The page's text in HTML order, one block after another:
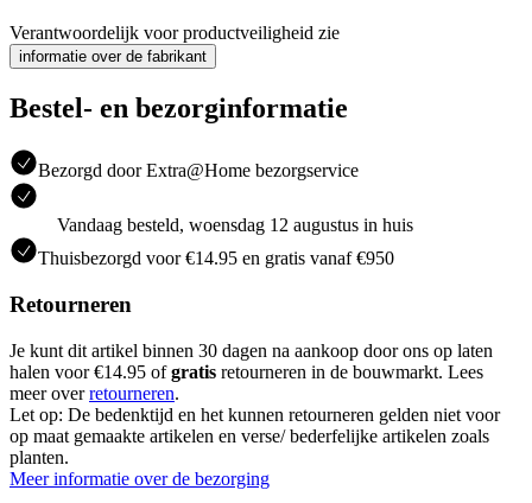
Verantwoordelijk voor productveiligheid zie
informatie over de fabrikant
Bestel- en bezorginformatie
Bezorgd door Extra@Home bezorgservice
Vandaag besteld, woensdag 12 augustus in huis
Thuisbezorgd voor €14.95 en gratis vanaf €950
Retourneren
Je kunt dit artikel binnen 30 dagen na aankoop door ons op laten
halen voor €14.95 ofgratis retourneren in de bouwmarkt. Lees
meer overretourneren.
Let op: De bedenktijd en het kunnen retourneren gelden niet voor
op maat gemaakte artikelen en verse/ bederfelijke artikelen zoals
planten.
Meer informatie over de bezorging